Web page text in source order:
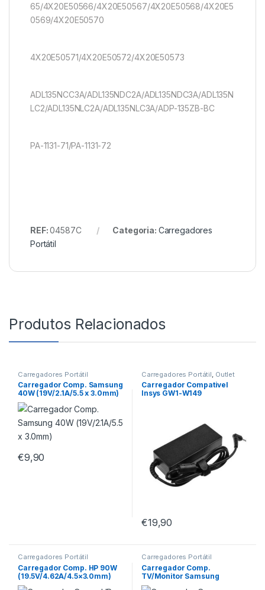
65/4X20E50566/4X20E50567/4X20E50568/4X20E5
0569/4X20E50570
4X20E50571/4X20E50572/4X20E50573
ADL135NCC3A/ADL135NDC2A/ADL135NDC3A/ADL135N
LC2/ADL135NLC2A/ADL135NLC3A/ADP-135ZB-BC
PA-1131-71/PA-1131-72
REF:04587C Categoria: Carregadores
Portátil
Produtos Relacionados
Carregadores Portátil
Carregador Comp. Samsung
40W (19V/2.1A/5.5 x 3.0mm)
€9,90
Carregadores Portátil Outlet
Carregador Compativel
Insys GW1-W149
€19,90
Carregadores Portátil
Carregador Comp. HP 90W
(19.5V/4.62A/4.5×3.0mm)
Carregadores Portátil
Carregador Comp.
TV/Monitor Samsung
14V/3A/42W (6.5×4.4mm)